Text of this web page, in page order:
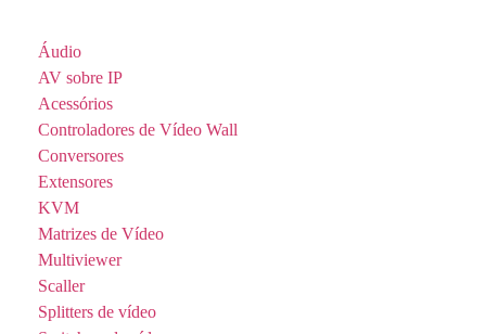
Áudio
AV sobre IP
Acessórios
Controladores de Vídeo Wall
Conversores
Extensores
KVM
Matrizes de Vídeo
Multiviewer
Scaller
Splitters de vídeo